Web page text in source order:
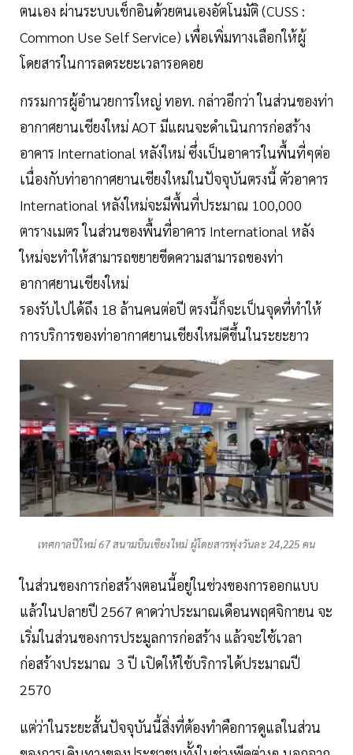
ตนเอง ผ่านระบบเช็กอินด้วยตนเองอัตโนมัติ (CUSS :
Common Use Self Service) เพื่อเพิ่มทางเลือกให้ผู้
โดยสารในการลดระยะเวลารอคอย
กรรมการผู้อำนวยการใหญ่ ทอท. กล่าวอีกว่า ในส่วนของท่า
อากาศยานเชียงใหม่ AOT มีแผนจะดำเนินการก่อสร้าง
อาคาร International หลังใหม่ ซึ่งเป็นอาคารในพื้นที่ๆต่อ
เนื่องกับท่าอากาศยานเชียงใหม่ในปัจจุบันตรงนี้ ตัวอาคาร
International หลังใหม่จะมีพื้นที่ประมาณ 100,000
ตารางเมตร ในส่วนของพื้นที่อาคาร International หลัง
ใหม่จะทำให้สามารถขยายขีดความสามารถของท่า
อากาศยานเชียงใหม่
รองรับไปได้ถึง 18 ล้านคนต่อปี ตรงนี้ก็จะเป็นจุดที่ทำให้
การบริการของท่าอากาศยานเชียงใหม่ดีขึ้นในระยะยาว
เทศกาลปีใหม่ 67 สนามบินเชียงใหม่ ผู้โดยสารพุ่งวันละ 24,225 คน
ในส่วนของการก่อสร้างตอนนี้อยู่ในช่วงของการออกแบบ
แล้วในปลายปี 2567 คาดว่าประมาณเดือนพฤศจิกายน จะ
เริ่มในส่วนของการประมูลการก่อสร้าง แล้วจะใช้เวลา
ก่อสร้างประมาณ 3 ปี เปิดให้ใช้บริการได้ประมาณปี
2570
แต่ว่าในระยะสั้นปัจจุบันนี้สิ่งที่ต้องทำคือการดูแลในส่วน